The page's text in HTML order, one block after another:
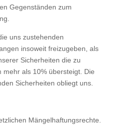
Gegenständen zum
uns zustehenden
insoweit freizugeben, als
Sicherheiten die zu
als 10% übersteigt. Die
Sicherheiten obliegt uns.
Mängelhaftungsrechte.